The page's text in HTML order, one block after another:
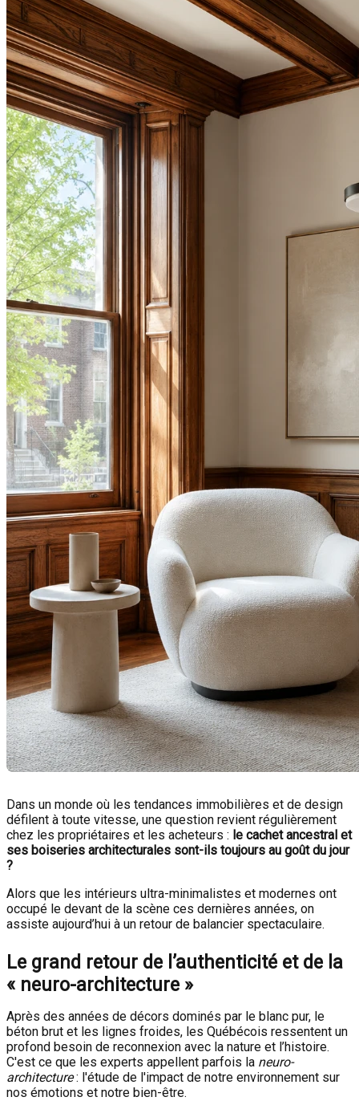
Dans un monde où les tendances immobilières et de design
défilent à toute vitesse, une question revient régulièrement
chez les propriétaires et les acheteurs : le cachet ancestral et
ses boiseries architecturales sont-ils toujours au goût du jour
?
Alors que les intérieurs ultra-minimalistes et modernes ont
occupé le devant de la scène ces dernières années, on
assiste aujourd’hui à un retour de balancier spectaculaire.
Le grand retour de l’authenticité et de la
« neuro-architecture »
Après des années de décors dominés par le blanc pur, le
béton brut et les lignes froides, les Québécois ressentent un
profond besoin de reconnexion avec la nature et l’histoire.
C'est ce que les experts appellent parfois la neuro-
architecture: l'étude de l'impact de notre environnement sur
nos émotions et notre bien-être.